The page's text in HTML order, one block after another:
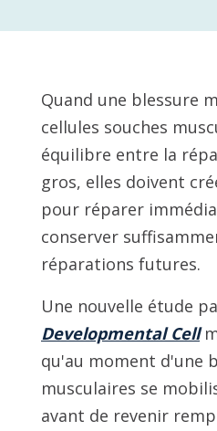
Quand une blessure
cellules souches
équilibre entre la
gros, elles doivent
pour réparer
conserver
réparations futures.
Une nouvelle étude
Developmental Cell
qu'au moment d'une
musculaires se
avant de revenir